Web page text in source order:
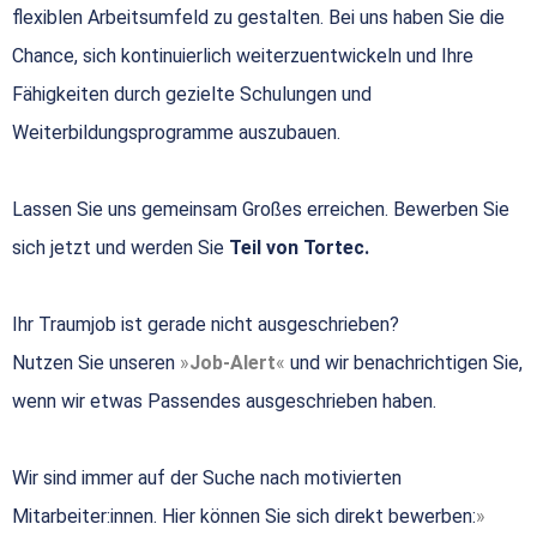
flexiblen Arbeitsumfeld zu gestalten. Bei uns haben Sie die
Chance, sich kontinuierlich weiterzuentwickeln und Ihre
Fähigkeiten durch gezielte Schulungen und
Weiterbildungsprogramme auszubauen.
Lassen Sie uns gemeinsam Großes erreichen. Bewerben Sie
sich jetzt und werden Sie Teil von Tortec.
Ihr Traumjob ist gerade nicht ausgeschrieben?
Nutzen Sie unseren
Job-Alert
und wir benachrichtigen Sie,
wenn wir etwas Passendes ausgeschrieben haben.
Wir sind immer auf der Suche nach motivierten
Mitarbeiter:innen. Hier können Sie sich direkt bewerben: